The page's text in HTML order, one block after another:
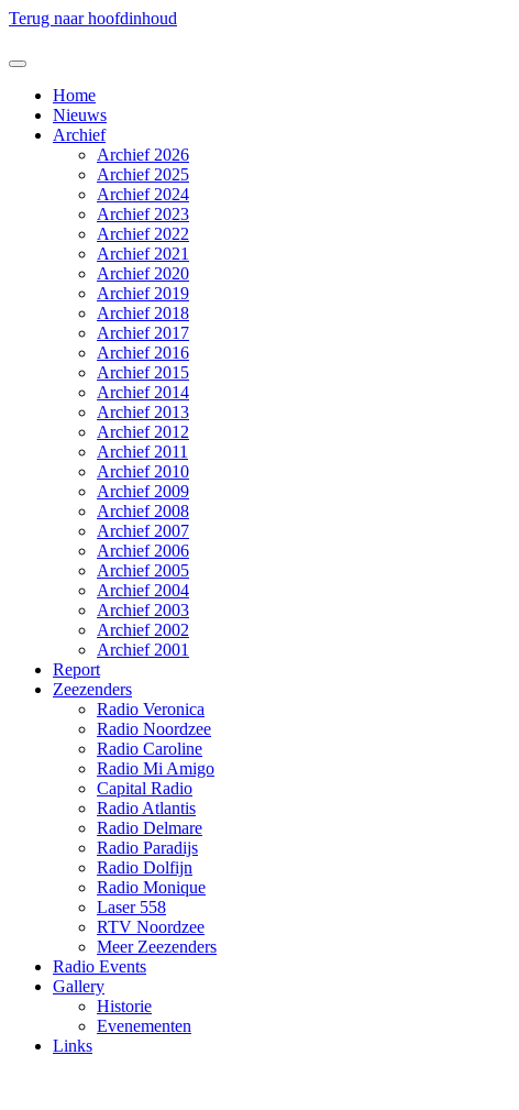
Terug naar hoofdinhoud
Home
Nieuws
Archief
Archief 2026
Archief 2025
Archief 2024
Archief 2023
Archief 2022
Archief 2021
Archief 2020
Archief 2019
Archief 2018
Archief 2017
Archief 2016
Archief 2015
Archief 2014
Archief 2013
Archief 2012
Archief 2011
Archief 2010
Archief 2009
Archief 2008
Archief 2007
Archief 2006
Archief 2005
Archief 2004
Archief 2003
Archief 2002
Archief 2001
Report
Zeezenders
Radio Veronica
Radio Noordzee
Radio Caroline
Radio Mi Amigo
Capital Radio
Radio Atlantis
Radio Delmare
Radio Paradijs
Radio Dolfijn
Radio Monique
Laser 558
RTV Noordzee
Meer Zeezenders
Radio Events
Gallery
Historie
Evenementen
Links